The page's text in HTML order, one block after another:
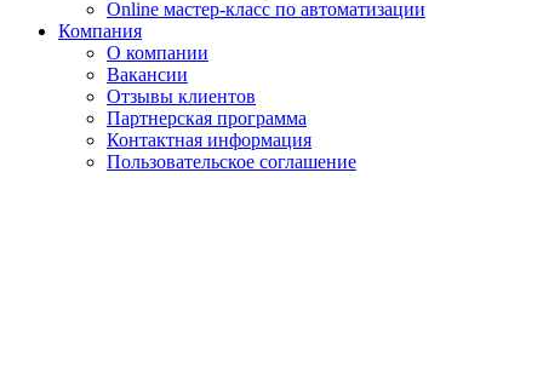
Online мастер-класс по автоматизации
Компания
О компании
Вакансии
Отзывы клиентов
Партнерская программа
Контактная информация
Пользовательское соглашение